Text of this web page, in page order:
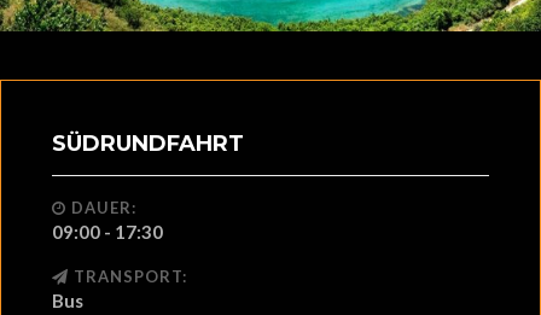
SÜDRUNDFAHRT
DAUER:
09:00 - 17:30
TRANSPORT:
Bus